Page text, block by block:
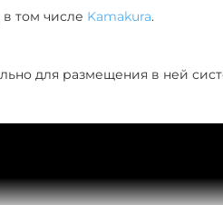
том числе Kamakura.
для размещения в ней